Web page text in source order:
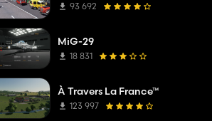
93 692
MiG-29
18 831
À Travers La France™
123 997